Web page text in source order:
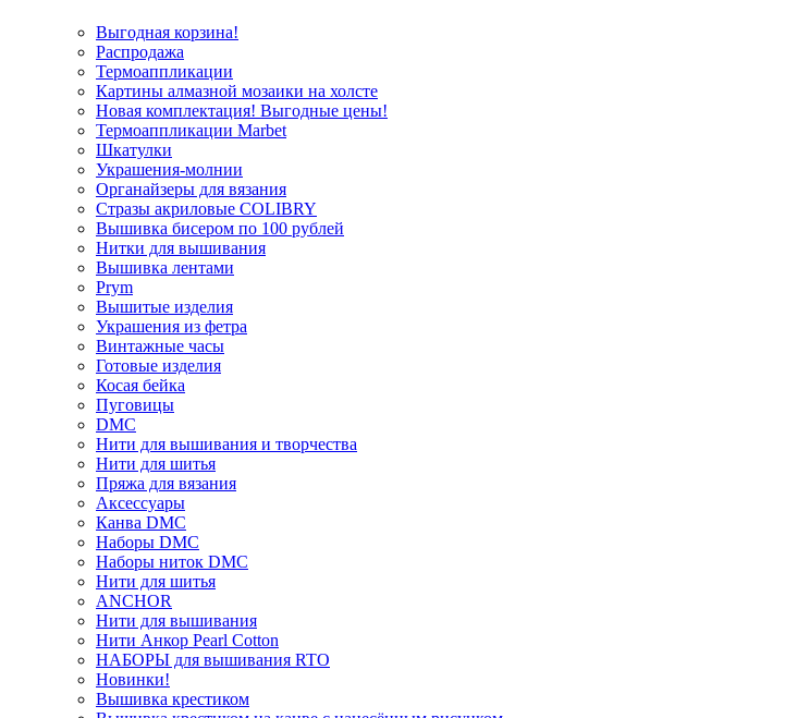
Выгодная корзина!
Распродажа
Термоаппликации
Картины алмазной мозаики на холсте
Новая комплектация! Выгодные цены!
Термоаппликации Marbet
Шкатулки
Украшения-молнии
Органайзеры для вязания
Стразы акриловые COLIBRY
Вышивка бисером по 100 рублей
Нитки для вышивания
Вышивка лентами
Prym
Вышитые изделия
Украшения из фетра
Винтажные часы
Готовые изделия
Косая бейка
Пуговицы
DMC
Нити для вышивания и творчества
Нити для шитья
Пряжа для вязания
Аксессуары
Канва DMC
Наборы DMC
Наборы ниток DMC
Нити для шитья
ANCHOR
Нити для вышивания
Нити Анкор Pearl Cotton
НАБОРЫ для вышивания RTO
Новинки!
Вышивка крестиком